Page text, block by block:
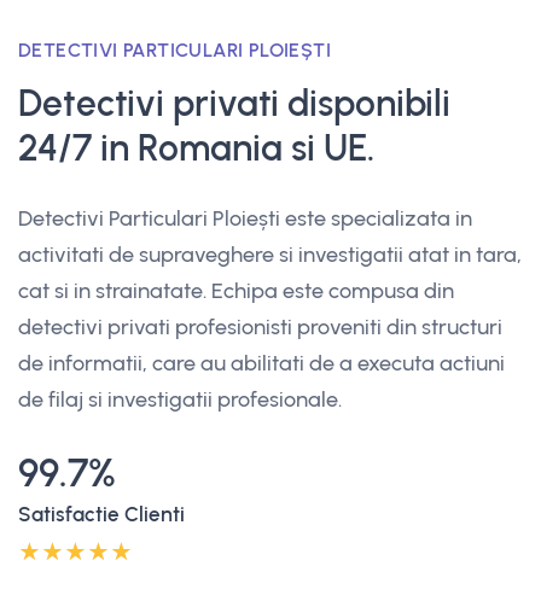
DETECTIVI PARTICULARI PLOIEȘTI
Detectivi privati disponibili
24/7 in Romania si UE.
Detectivi Particulari Ploiești este specializata in
activitati de supraveghere si investigatii atat in tara,
cat si in strainatate. Echipa este compusa din
detectivi privati profesionisti proveniti din structuri
de informatii, care au abilitati de a executa actiuni
de filaj si investigatii profesionale.
99.7%
Satisfactie Clienti